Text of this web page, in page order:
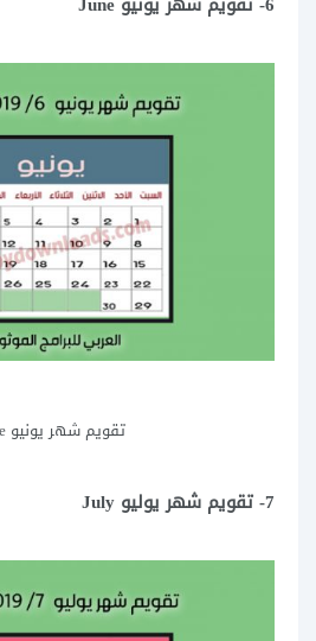
تقويم شهر يونيو June
7- تقويم شهر يوليو July